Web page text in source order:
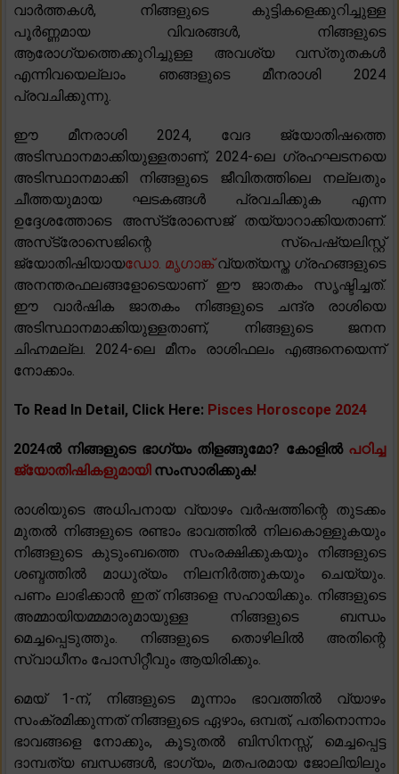
വാർത്തകൾ, നിങ്ങളുടെ കുട്ടികളെക്കുറിച്ചുള്ള
പൂർണ്ണമായ വിവരങ്ങൾ, നിങ്ങളുടെ
ആരോഗ്യത്തെക്കുറിച്ചുള്ള അവശ്യ വസ്‌തുതകൾ
എന്നിവയെല്ലാം ഞങ്ങളുടെ മീനരാശി 2024
പ്രവചിക്കുന്നു.
ഈ മീനരാശി 2024, വേദ ജ്യോതിഷത്തെ
അടിസ്ഥാനമാക്കിയുള്ളതാണ്, 2024-ലെ ഗ്രഹഘടനയെ
അടിസ്ഥാനമാക്കി നിങ്ങളുടെ ജീവിതത്തിലെ നല്ലതും
ചീത്തയുമായ ഘടകങ്ങൾ പ്രവചിക്കുക എന്ന
ഉദ്ദേശത്തോടെ അസ്‌ട്രോസെജ് തയ്യാറാക്കിയതാണ്.
അസ്‌ട്രോസെജിന്റെ സ്പെഷ്യലിസ്റ്റ്
ജ്യോതിഷിയായഡോ. മൃഗാങ്ക്വ്യത്യസ്ത ഗ്രഹങ്ങളുടെ
അനന്തരഫലങ്ങളോടെയാണ് ഈ ജാതകം സൃഷ്ടിച്ചത്.
ഈ വാർഷിക ജാതകം നിങ്ങളുടെ ചന്ദ്ര രാശിയെ
അടിസ്ഥാനമാക്കിയുള്ളതാണ്, നിങ്ങളുടെ ജനന
ചിഹ്നമല്ല. 2024-ലെ മീനം രാശിഫലം എങ്ങനെയെന്ന്
നോക്കാം.
To Read In Detail, Click Here: Pisces Horoscope 2024
2024ൽ നിങ്ങളുടെ ഭാഗ്യം തിളങ്ങുമോ? കോളിൽ പഠിച്ച
ജ്യോതിഷികളുമായി സംസാരിക്കുക!
രാശിയുടെ അധിപനായ വ്യാഴം വർഷത്തിന്റെ തുടക്കം
മുതൽ നിങ്ങളുടെ രണ്ടാം ഭാവത്തിൽ നിലകൊള്ളുകയും
നിങ്ങളുടെ കുടുംബത്തെ സംരക്ഷിക്കുകയും നിങ്ങളുടെ
ശബ്ദത്തിൽ മാധുര്യം നിലനിർത്തുകയും ചെയ്യും.
പണം ലാഭിക്കാൻ ഇത് നിങ്ങളെ സഹായിക്കും. നിങ്ങളുടെ
അമ്മായിയമ്മമാരുമായുള്ള നിങ്ങളുടെ ബന്ധം
മെച്ചപ്പെടുത്തും. നിങ്ങളുടെ തൊഴിലിൽ അതിന്റെ
സ്വാധീനം പോസിറ്റീവും ആയിരിക്കും.
മെയ് 1-ന്, നിങ്ങളുടെ മൂന്നാം ഭാവത്തിൽ വ്യാഴം
സംക്രമിക്കുന്നത് നിങ്ങളുടെ ഏഴാം, ഒമ്പത്, പതിനൊന്നാം
ഭാവങ്ങളെ നോക്കും, കൂടുതൽ ബിസിനസ്സ്, മെച്ചപ്പെട്ട
ദാമ്പത്യ ബന്ധങ്ങൾ, ഭാഗ്യം, മതപരമായ ജോലിയിലും